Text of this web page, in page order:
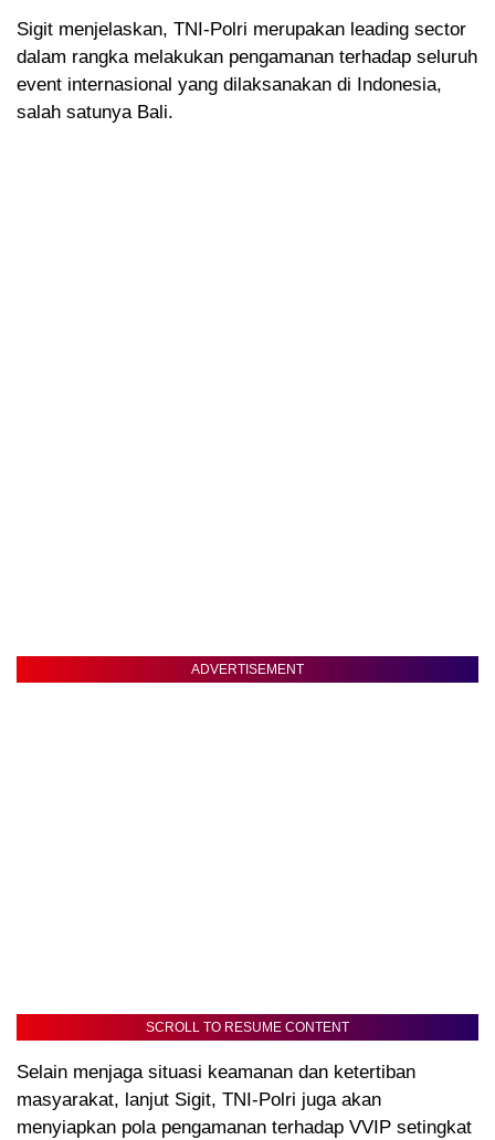
Sigit menjelaskan, TNI-Polri merupakan leading sector
dalam rangka melakukan pengamanan terhadap seluruh
event internasional yang dilaksanakan di Indonesia,
salah satunya Bali.
ADVERTISEMENT
SCROLL TO RESUME CONTENT
Selain menjaga situasi keamanan dan ketertiban
masyarakat, lanjut Sigit, TNI-Polri juga akan
menyiapkan pola pengamanan terhadap VVIP setingkat